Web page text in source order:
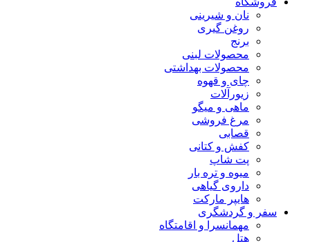
نان و شیرینی
روغن گیری
برنج
محصولات لبنی
محصولات بهداشتی
چای و قهوه
زیورآلات
ماهی و میگو
مرغ فروشی
قصابی
کفش و کتانی
پت شاپ
میوه و تره بار
داروی گیاهی
هایپر مارکت
سفر و گردشگری
مهمانسرا و اقامتگاه
هتل